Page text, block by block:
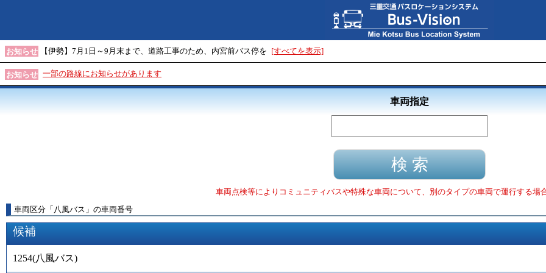
お知らせ 【伊勢】7月1日～9月末まで、道路工事のため、内宮前バス停を [すべてを表示]
お知らせ 一部の路線にお知らせがあります
車両指定
車両点検等によりコミュニティバスや特殊な車両について、別のタイプの車両で運行する場
車両区分 「 八風バス 」 の車両番号
候補
1254(八風バス)